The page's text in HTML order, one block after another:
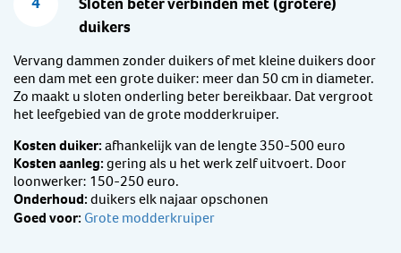
4
Sloten beter verbinden met (grotere)
duikers
Vervang dammen zonder duikers of met kleine duikers door
een dam met een grote duiker: meer dan 50 cm in diameter.
Zo maakt u sloten onderling beter bereikbaar. Dat vergroot
het leefgebied van de grote modderkruiper.
Kosten duiker: afhankelijk van de lengte 350-500 euro
Kosten aanleg: gering als u het werk zelf uitvoert. Door
loonwerker: 150-250 euro.
Onderhoud: duikers elk najaar opschonen
Goed voor: Grote modderkruiper